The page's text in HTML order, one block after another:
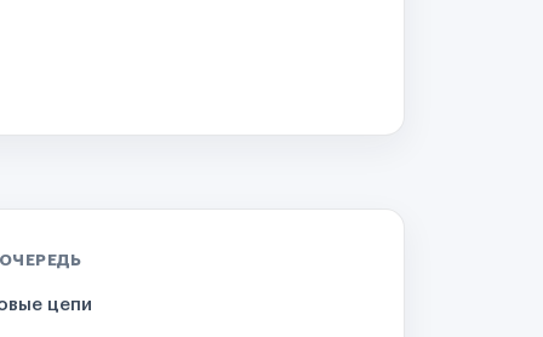
цепи